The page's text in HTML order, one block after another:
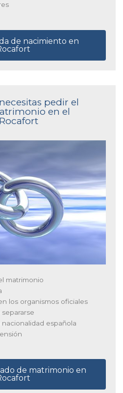
de nacimiento en
pedir el
en el
matrimonio
los organismos oficiales
nacionalidad española
de matrimonio en